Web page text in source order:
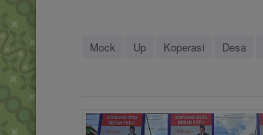
Mock Up Koperasi Desa